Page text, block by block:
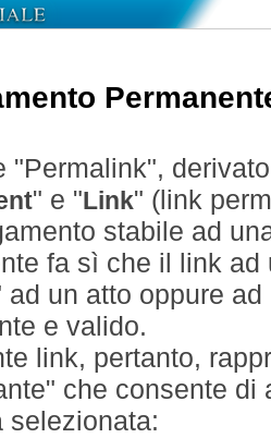
"Permalink",
" e " Link" (link
stabile ad
fa sì che il link
ad un atto oppure
e valido.
link, pertanto,
che consente
selezionata: